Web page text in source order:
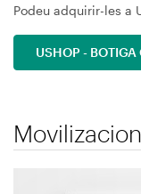
Podeu adquirir-les a
USHOP - BOTIGA